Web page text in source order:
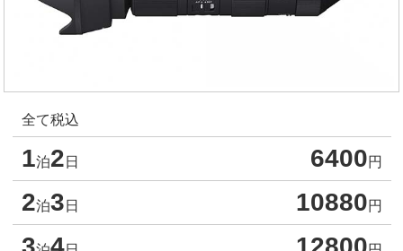
全て税込
1泊2 日 6400円
2泊3 日 10880円